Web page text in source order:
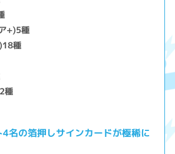
+)5種
種
種
名の箔押しサインカードが極稀に